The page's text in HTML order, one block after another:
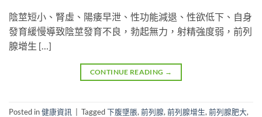
陰莖短小、腎虛、陽痿早泄、性功能減退、性欲低下、自身
發育緩慢導致陰莖發育不良，勃起無力，射精強度弱，前列
腺增生 […]
CONTINUE READING →
Posted in健康資訊 Tagged下腹墜脹, 前列腺, 前列腺增生, 前列腺肥大,